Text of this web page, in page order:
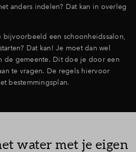
anders indelen? Dat kan in overleg
een schoonheidssalon,
Dat kan! Je moet dan wel
de gemeente. Dit doe je door een
te vragen. De regels hiervoor
bestemmingsplan.
water met je eigen